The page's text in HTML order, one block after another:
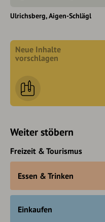
Ulrichsberg Aigen-Schlägl
Neue Inhalte
vorschlagen
Weiter stöbern
Freizeit & Tourismus
Essen & Trinken
Einkaufen